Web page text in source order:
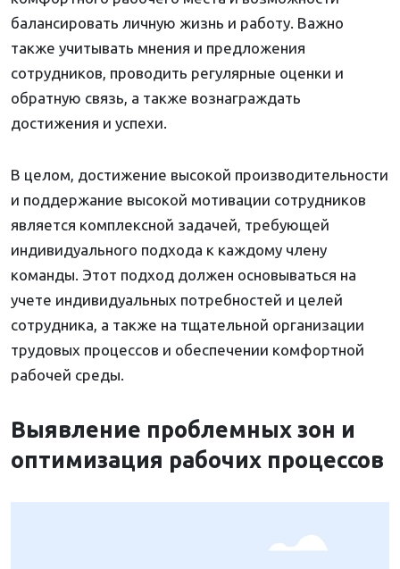
балансировать личную жизнь и работу. Важно
также учитывать мнения и предложения
сотрудников, проводить регулярные оценки и
обратную связь, а также вознаграждать
достижения и успехи.
В целом, достижение высокой производительности
и поддержание высокой мотивации сотрудников
является комплексной задачей, требующей
индивидуального подхода к каждому члену
команды. Этот подход должен основываться на
учете индивидуальных потребностей и целей
сотрудника, а также на тщательной организации
трудовых процессов и обеспечении комфортной
рабочей среды.
Выявление проблемных зон и
оптимизация рабочих процессов